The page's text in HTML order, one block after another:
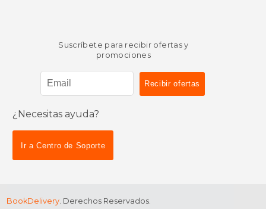
$ 69.77
Suscríbete para recibir ofertas y
promociones
¿Necesitas ayuda?
Ir a Centro de Soporte
BookDelivery. Derechos Reservados.